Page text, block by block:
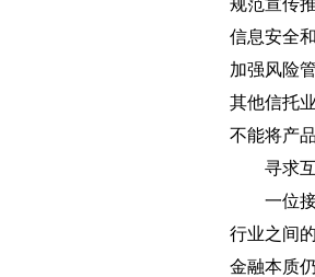
规范宣传
信息安全
加强风险
其他信托
不能将产
寻求
一位接
行业之间
金融本质